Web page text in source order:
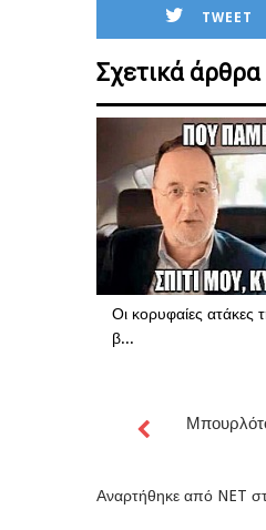
TWEET
Σχετικά άρθρα
Οι κορυφαίες ατάκες
β...
Αναρτήθηκε από NET